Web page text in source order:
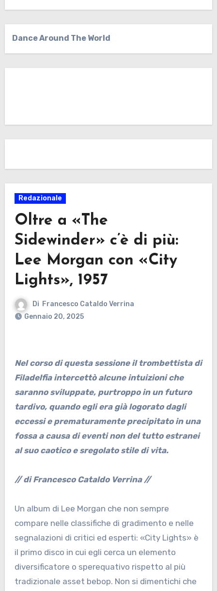
Dance Around The World
Redazionale
Oltre a «The
Sidewinder» c’è di più:
Lee Morgan con «City
Lights», 1957
Di Francesco Cataldo Verrina
Gennaio 20, 2025
Nel corso di questa sessione il trombettista di
Filadelfia intercettò alcune intuizioni che
saranno sviluppate, purtroppo in un futuro
tardivo, quando egli era già logorato dagli
eccessi e prematuramente precipitato in una
fossa a causa di eventi non del tutto estranei
al suo caotico e sregolato stile di vita.
// di Francesco Cataldo Verrina //
Un album di Lee Morgan che non sempre
compare nelle classifiche di gradimento e nelle
segnalazioni di critici ed esperti: «City Lights» è
il primo disco in cui egli cerca un elemento
diversificatore o sperequativo rispetto al più
tradizionale asset bebop. Non si dimentichi che